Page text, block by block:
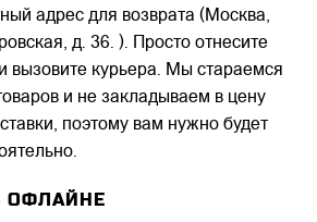
адрес для возврата (Москва,
д. 36. ). Просто отнесите
вызовите курьера. Мы стараемся
и не закладываем в цену
поэтому вам нужно будет
ОФЛАЙНЕ